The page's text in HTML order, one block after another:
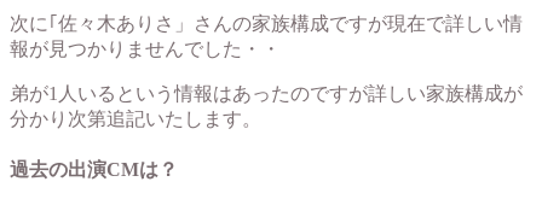
次に｢佐々木ありさ」さんの家族構成ですが現在で詳しい情
報が見つかりませんでした・・
弟が1人いるという情報はあったのですが詳しい家族構成が
分かり次第追記いたします。
過去の出演CMは？